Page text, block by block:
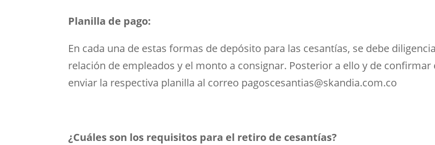
Planilla de pago:
En cada una de estas formas de depósito para las cesantías, se debe
relación de empleados y el monto a consignar. Posterior a ello y de confirmar
enviar la respectiva planilla al correo pagoscesantias@skandia.com.co
¿Cuáles son los requisitos para el retiro de cesantías?